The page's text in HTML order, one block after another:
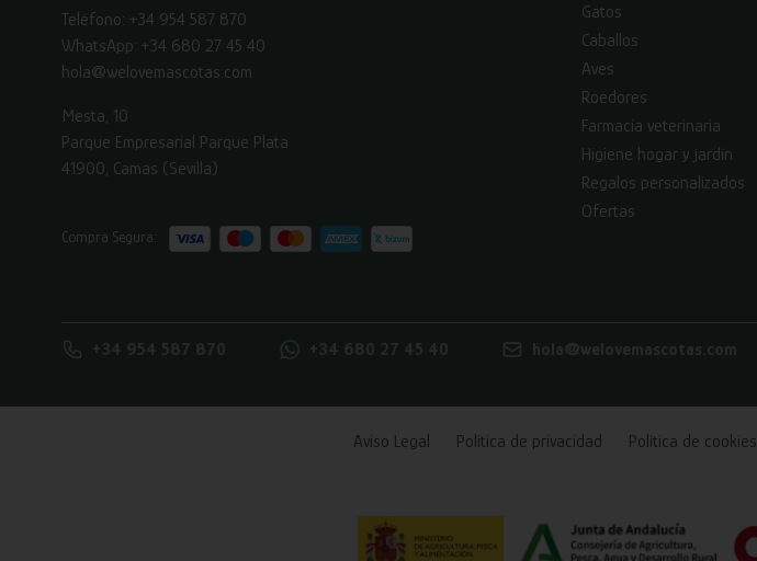
Teléfono: +34 954 587 870
WhatsApp: +34 680 27 45 40
hola@welovemascotas.com
Mesta, 10
Parque Empresarial Parque Plata
41900, Camas (Sevilla)
Compra Segura:
Gatos
Caballos
Aves
Roedores
Farmacia veterinaria
Higiene hogar y jardín
Regalos personalizados
Ofertas
+34 954 587 870 +34 680 27 45 40 hola@welovemascotas.com
Aviso Legal Política de privacidad Política de cookies